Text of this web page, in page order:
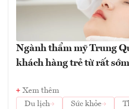
Ngành thẩm mỹ Trung
khách hàng trẻ từ rất sớm
Xem thêm
Du lịch
Sức khỏe